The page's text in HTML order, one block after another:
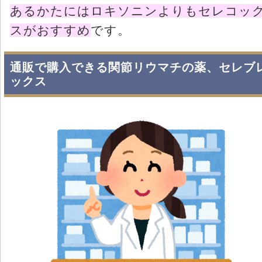
あるかたにはロキソニンよりもセレコッ
スがおすすめです。
通販で購入できる関節リウマチの薬、セレブ
ックス